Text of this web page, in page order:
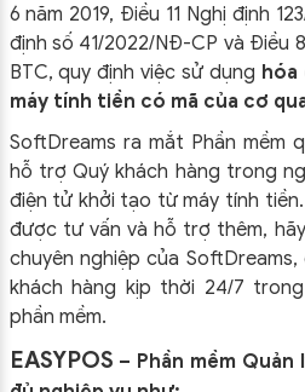
6 năm 2019, Điều 11 Nghị định
định số 41/2022/NĐ-CP và Điều
BTC, quy định việc sử dụng
máy tính tiền có mã của cơ
SoftDreams ra mắt Phần mềm
hỗ trợ Quý khách hàng trong
điện tử khởi tạo từ máy tính
được tư vấn và hỗ trợ thêm,
chuyên nghiệp của
khách hàng kịp thời 24/7
phần mềm.
EASYPOS – Phần mềm Quản